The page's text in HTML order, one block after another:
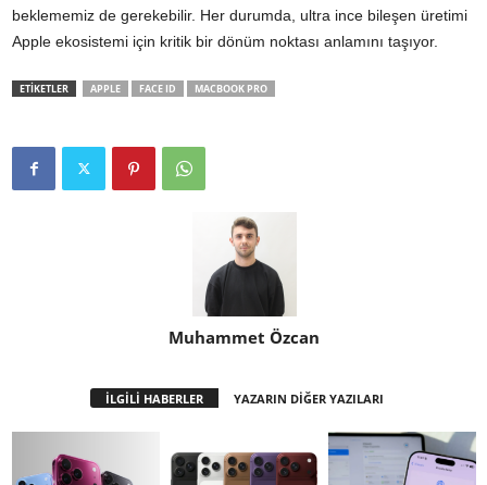
beklememiz de gerekebilir. Her durumda, ultra ince bileşen üretimi
Apple ekosistemi için kritik bir dönüm noktası anlamını taşıyor.
ETİKETLER APPLE FACE ID MACBOOK PRO
Muhammet Özcan
İLGİLİ HABERLER YAZARIN DİĞER YAZILARI